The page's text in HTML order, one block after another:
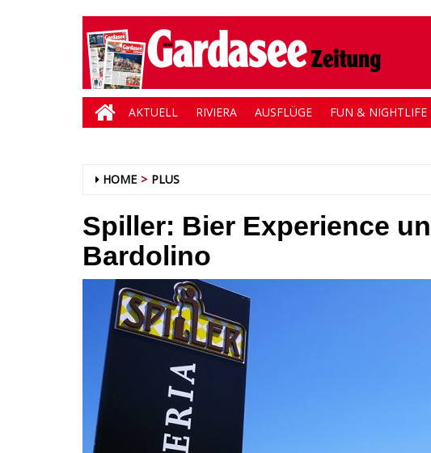
AKTUELL RIVIERA AUSFLÜGE FUN & NIGHTLIFE
HOME PLUS
Spiller: Bier Experience
Bardolino